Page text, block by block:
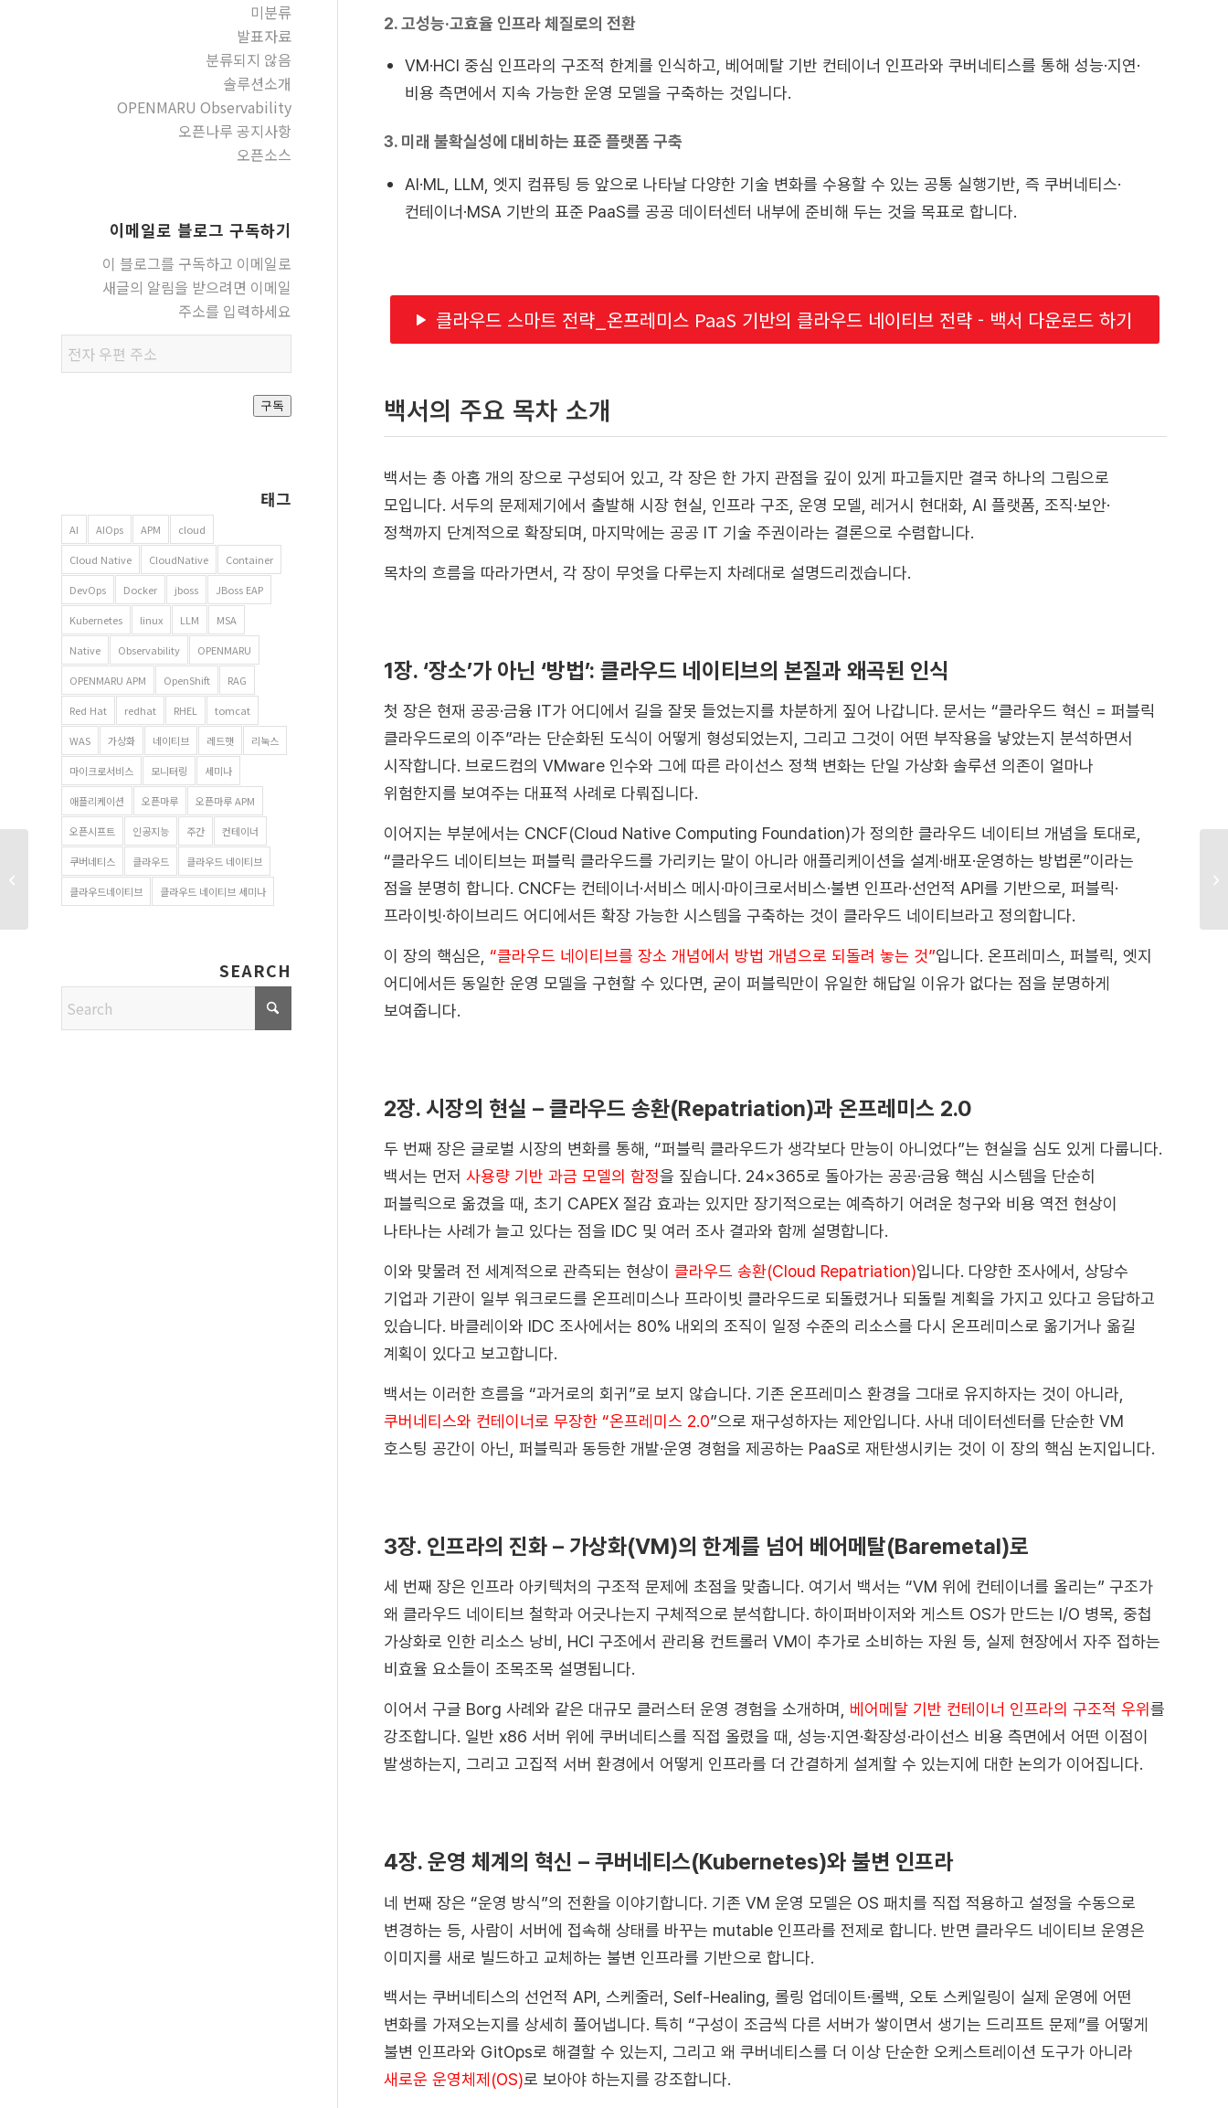
2. 고성능·고효율 인프라 체질로의 전환
VM·HCI 중심 인프라의 구조적 한계를 인식하고, 베어메탈 기반 컨테이너 인프라와 쿠버네티스를 통해 성능·지연·
비용 측면에서 지속 가능한 운영 모델을 구축하는 것입니다.
3. 미래 불확실성에 대비하는 표준 플랫폼 구축
AI·ML, LLM, 엣지 컴퓨팅 등 앞으로 나타날 다양한 기술 변화를 수용할 수 있는 공통 실행기반, 즉 쿠버네티스·
컨테이너·MSA 기반의 표준 PaaS를 공공 데이터센터 내부에 준비해 두는 것을 목표로 합니다.
클라우드 스마트 전략_온프레미스 PaaS 기반의 클라우드 네이티브 전략 - 백서 다운로드 하기
백서의 주요 목차 소개
백서는 총 아홉 개의 장으로 구성되어 있고, 각 장은 한 가지 관점을 깊이 있게 파고들지만 결국 하나의 그림으로
모입니다. 서두의 문제제기에서 출발해 시장 현실, 인프라 구조, 운영 모델, 레거시 현대화, AI 플랫폼, 조직·보안·
정책까지 단계적으로 확장되며, 마지막에는 공공 IT 기술 주권이라는 결론으로 수렴합니다.
목차의 흐름을 따라가면서, 각 장이 무엇을 다루는지 차례대로 설명드리겠습니다.
1장. ‘장소’가 아닌 ‘방법’: 클라우드 네이티브의 본질과 왜곡된 인식
첫 장은 현재 공공·금융 IT가 어디에서 길을 잘못 들었는지를 차분하게 짚어 나갑니다. 문서는 “클라우드 혁신 = 퍼블릭
클라우드로의 이주”라는 단순화된 도식이 어떻게 형성되었는지, 그리고 그것이 어떤 부작용을 낳았는지 분석하면서
시작합니다. 브로드컴의 VMware 인수와 그에 따른 라이선스 정책 변화는 단일 가상화 솔루션 의존이 얼마나
위험한지를 보여주는 대표적 사례로 다뤄집니다.
이어지는 부분에서는 CNCF(Cloud Native Computing Foundation)가 정의한 클라우드 네이티브 개념을 토대로,
“클라우드 네이티브는 퍼블릭 클라우드를 가리키는 말이 아니라 애플리케이션을 설계·배포·운영하는 방법론”이라는
점을 분명히 합니다. CNCF는 컨테이너·서비스 메시·마이크로서비스·불변 인프라·선언적 API를 기반으로, 퍼블릭·
프라이빗·하이브리드 어디에서든 확장 가능한 시스템을 구축하는 것이 클라우드 네이티브라고 정의합니다.
이 장의 핵심은, “클라우드 네이티브를 장소 개념에서 방법 개념으로 되돌려 놓는 것”입니다. 온프레미스, 퍼블릭, 엣지
어디에서든 동일한 운영 모델을 구현할 수 있다면, 굳이 퍼블릭만이 유일한 해답일 이유가 없다는 점을 분명하게
보여줍니다.
2장. 시장의 현실 – 클라우드 송환(Repatriation)과 온프레미스 2.0
두 번째 장은 글로벌 시장의 변화를 통해, “퍼블릭 클라우드가 생각보다 만능이 아니었다”는 현실을 심도 있게 다룹니다.
백서는 먼저 사용량 기반 과금 모델의 함정을 짚습니다. 24×365로 돌아가는 공공·금융 핵심 시스템을 단순히
퍼블릭으로 옮겼을 때, 초기 CAPEX 절감 효과는 있지만 장기적으로는 예측하기 어려운 청구와 비용 역전 현상이
나타나는 사례가 늘고 있다는 점을 IDC 및 여러 조사 결과와 함께 설명합니다.
이와 맞물려 전 세계적으로 관측되는 현상이 클라우드 송환(Cloud Repatriation)입니다. 다양한 조사에서, 상당수
기업과 기관이 일부 워크로드를 온프레미스나 프라이빗 클라우드로 되돌렸거나 되돌릴 계획을 가지고 있다고 응답하고
있습니다. 바클레이와 IDC 조사에서는 80% 내외의 조직이 일정 수준의 리소스를 다시 온프레미스로 옮기거나 옮길
계획이 있다고 보고합니다.
백서는 이러한 흐름을 “과거로의 회귀”로 보지 않습니다. 기존 온프레미스 환경을 그대로 유지하자는 것이 아니라,
쿠버네티스와 컨테이너로 무장한 “온프레미스 2.0”으로 재구성하자는 제안입니다. 사내 데이터센터를 단순한 VM
호스팅 공간이 아닌, 퍼블릭과 동등한 개발·운영 경험을 제공하는 PaaS로 재탄생시키는 것이 이 장의 핵심 논지입니다.
3장. 인프라의 진화 – 가상화(VM)의 한계를 넘어 베어메탈(Baremetal)로
세 번째 장은 인프라 아키텍처의 구조적 문제에 초점을 맞춥니다. 여기서 백서는 “VM 위에 컨테이너를 올리는” 구조가
왜 클라우드 네이티브 철학과 어긋나는지 구체적으로 분석합니다. 하이퍼바이저와 게스트 OS가 만드는 I/O 병목, 중첩
가상화로 인한 리소스 낭비, HCI 구조에서 관리용 컨트롤러 VM이 추가로 소비하는 자원 등, 실제 현장에서 자주 접하는
비효율 요소들이 조목조목 설명됩니다.
이어서 구글 Borg 사례와 같은 대규모 클러스터 운영 경험을 소개하며, 베어메탈 기반 컨테이너 인프라의 구조적 우위 를
강조합니다. 일반 x86 서버 위에 쿠버네티스를 직접 올렸을 때, 성능·지연·확장성·라이선스 비용 측면에서 어떤 이점이
발생하는지, 그리고 고집적 서버 환경에서 어떻게 인프라를 더 간결하게 설계할 수 있는지에 대한 논의가 이어집니다.
4장. 운영 체계의 혁신 – 쿠버네티스(Kubernetes)와 불변 인프라
네 번째 장은 “운영 방식”의 전환을 이야기합니다. 기존 VM 운영 모델은 OS 패치를 직접 적용하고 설정을 수동으로
변경하는 등, 사람이 서버에 접속해 상태를 바꾸는 mutable 인프라를 전제로 합니다. 반면 클라우드 네이티브 운영은
이미지를 새로 빌드하고 교체하는 불변 인프라를 기반으로 합니다.
백서는 쿠버네티스의 선언적 API, 스케줄러, Self-Healing, 롤링 업데이트·롤백, 오토 스케일링이 실제 운영에 어떤
변화를 가져오는지를 상세히 풀어냅니다. 특히 “구성이 조금씩 다른 서버가 쌓이면서 생기는 드리프트 문제”를 어떻게
불변 인프라와 GitOps로 해결할 수 있는지, 그리고 왜 쿠버네티스를 더 이상 단순한 오케스트레이션 도구가 아니라
새로운 운영체제(OS)로 보아야 하는지를 강조합니다.
미분류
발표자료
분류되지 않음
솔루션소개
OPENMARU Observability
오픈나루 공지사항
오픈소스
이메일로 블로그 구독하기
이 블로그를 구독하고 이메일로
새글의 알림을 받으려면 이메일
주소를 입력하세요
우편
주소
구독
태그
AI AIOps APM cloud
Cloud Native CloudNative Container
DevOps Docker jboss JBoss EAP
Kubernetes linux LLM MSA
Native Observability OPENMARU
OPENMARU APM OpenShift RAG
Red Hat redhat RHEL tomcat
WAS 가상화 네이티브 레드햇 리눅스
마이크로서비스 모니터링 세미나
애플리케이션 오픈마루 오픈마루 APM
오픈시프트 인공지능 주간 컨테이너
쿠버네티스 클라우드 클라우드 네이티브
클라우드네이티브 클라우드 네이티브 세미나
SEARCH
국가행정망 마비 사태가
남긴 교훈: IT 운영
자동화가 답�...